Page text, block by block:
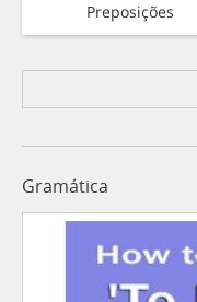
Preposições
Gramática